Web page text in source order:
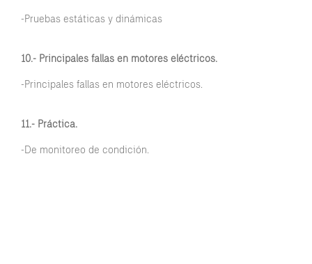
-Pruebas estáticas y dinámicas
10.- Principales fallas en motores eléctricos.
-Principales fallas en motores eléctricos.
11.- Práctica.
-De monitoreo de condición.